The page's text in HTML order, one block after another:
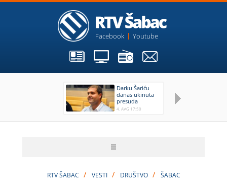
Facebook Youtube
Darku Šariću
danas ukinuta
presuda
4. AVG 17:50
RTV ŠABAC / VESTI / DRUŠTVO / ŠABAC